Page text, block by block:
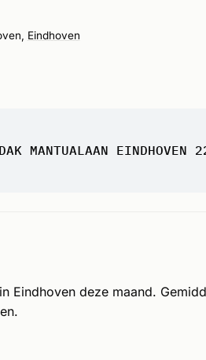
Eindhoven
MANTUALAAN
Eindhoven deze maand.